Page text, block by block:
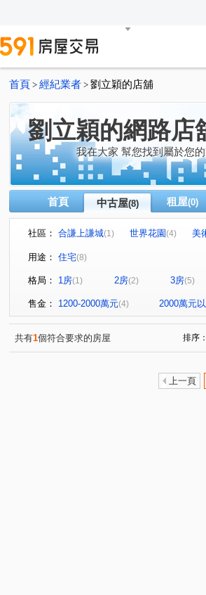
首頁 > 經紀業者 > 劉立穎的店舖
劉立穎的網路店
我在大家 幫您找到屬於您
首頁 中古屋(8) 租屋(0)
社區： 合謙上謙城(1) 世界花園(4) 美
青和街
用途： 住宅(8)
格局： 1房(1) 2房(2) 3房(5)
售金： 1200-2000萬元(4) 2000萬元
共有1個符合要求的房屋 排序：
上一頁